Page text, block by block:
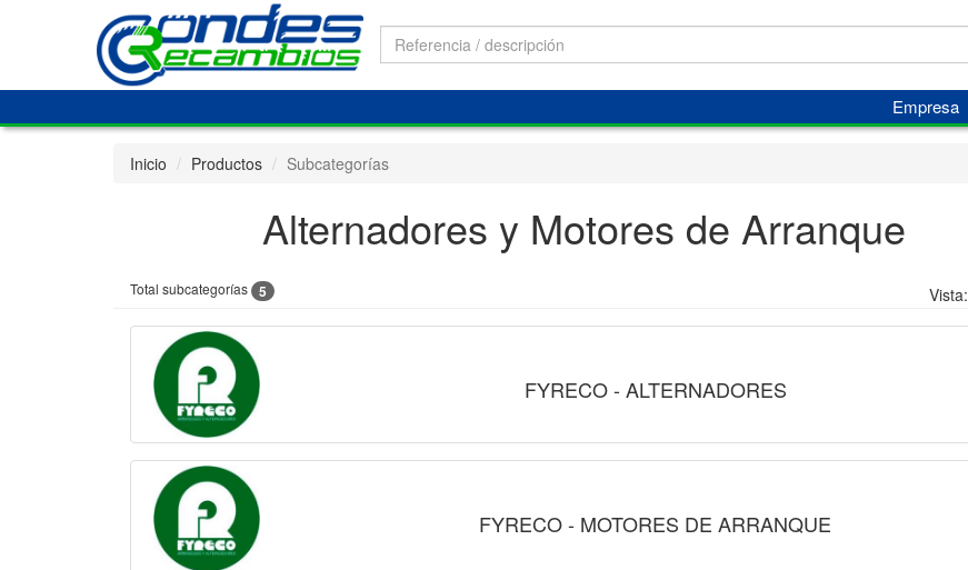
Empresa
Inicio Productos Subcategorías
Alternadores y Motores de Arranque
Total subcategorías 5 Vista:
FYRECO - ALTERNADORES
FYRECO - MOTORES DE ARRANQUE